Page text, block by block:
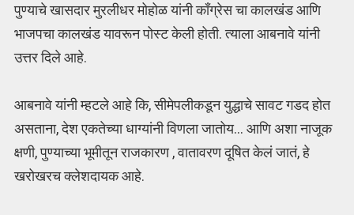
पुण्याचे खासदार मुरलीधर मोहोळ यांनी कॉंग्रेस चा कालखंड आणि
भाजपचा कालखंड यावरून पोस्ट केली होती. त्याला आबनावे यांनी
उत्तर दिले आहे.
आबनावे यांनी म्हटले आहे कि, सीमेपलीकडून युद्धाचे सावट गडद होत
असताना, देश एकतेच्या धाग्यांनी विणला जातोय… आणि अशा नाजूक
क्षणी, पुण्याच्या भूमीतून राजकारण , वातावरण दूषित केलं जातं, हे
खरोखरच क्लेशदायक आहे.